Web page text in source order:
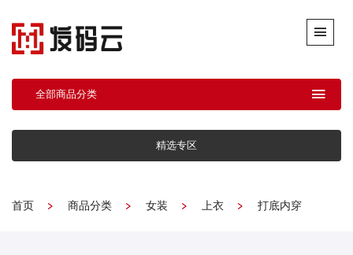
全部商品分类
精选专区
首页 商品分类 女装 上衣 打底内穿